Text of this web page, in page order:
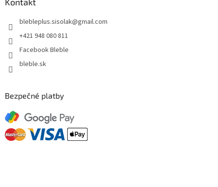
blebleplus.sisolak@gmail.com
+421 948 080 811
Facebook Bleble
bleble.sk
Bezpečné platby